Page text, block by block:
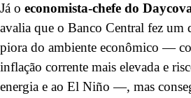
Já o economista-chefe do
avalia que o Banco Central fez um
piora do ambiente econômico —
inflação corrente mais elevada e
energia e ao El Niño —, mas